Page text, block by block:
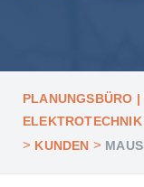
PLANUNGSBÜRO
> KUNDEN >